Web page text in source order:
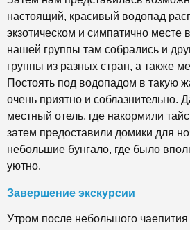
настоящий, красивый водопад
экзотическом и симпатично
нашей группы там собрались и
группы из разных стран, а также
Постоять под водопадом в такую
очень приятно и соблазнительно.
местный отель, где накормили
затем предоставили домики для
небольшие бунгало, где было
уютно.
Завершение экскурсии
Утром после небольшого